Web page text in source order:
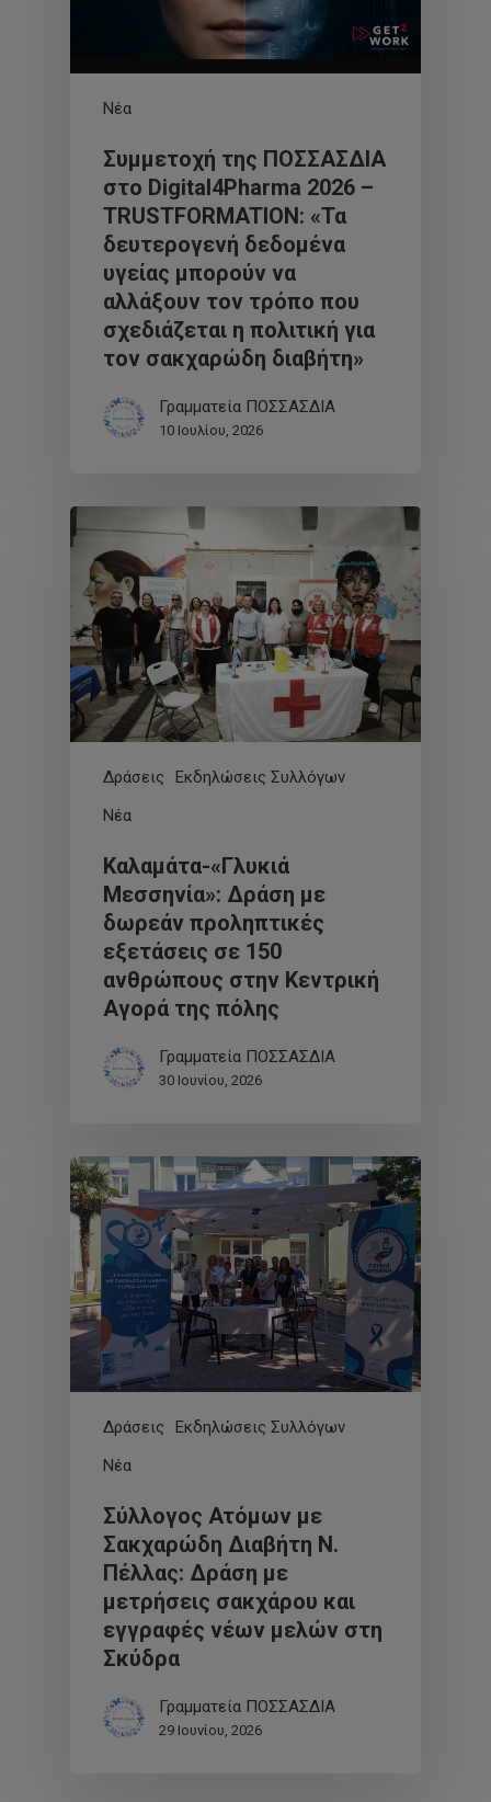
Νέα
Συμμετοχή της ΠΟΣΣΑΣΔΙΑ
στο Digital4Pharma 2026 –
TRUSTFORMATION: «Τα
δευτερογενή δεδομένα
υγείας μπορούν να
αλλάξουν τον τρόπο που
σχεδιάζεται η πολιτική για
τον σακχαρώδη διαβήτη»
Γραμματεία ΠΟΣΣΑΣΔΙΑ
10 Ιουλίου, 2026
Δράσεις
Εκδηλώσεις Συλλόγων
Νέα
Καλαμάτα-«Γλυκιά
Μεσσηνία»: Δράση με
δωρεάν προληπτικές
εξετάσεις σε 150
ανθρώπους στην Κεντρική
Αγορά της πόλης
Γραμματεία ΠΟΣΣΑΣΔΙΑ
30 Ιουνίου, 2026
Δράσεις
Εκδηλώσεις Συλλόγων
Νέα
Σύλλογος Ατόμων με
Σακχαρώδη Διαβήτη Ν.
Πέλλας: Δράση με
μετρήσεις σακχάρου και
εγγραφές νέων μελών στη
Σκύδρα
Γραμματεία ΠΟΣΣΑΣΔΙΑ
29 Ιουνίου, 2026